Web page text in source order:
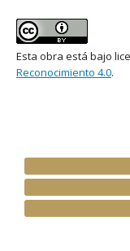
Esta obra está bajo
Reconocimiento 4.0.